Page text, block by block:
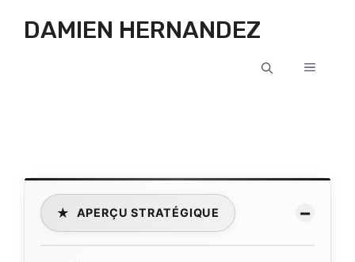
DAMIEN HERNANDEZ
★ APERÇU STRATÉGIQUE −